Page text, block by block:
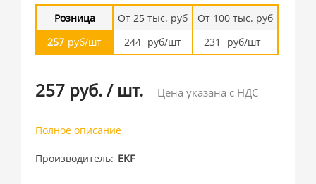
Розница
257 руб/шт
От 25 тыс. руб
244 руб/шт
От 100 тыс. руб
231
руб/шт
257 руб./ шт. Цена указана с НДС
Полное описание
Производитель EKF